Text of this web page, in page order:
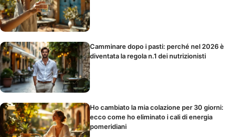
Camminare dopo i pasti: perché nel 2026 è
diventata la regola n.1 dei nutrizionisti
Ho cambiato la mia colazione per 30 giorni:
ecco come ho eliminato i cali di energia
pomeridiani